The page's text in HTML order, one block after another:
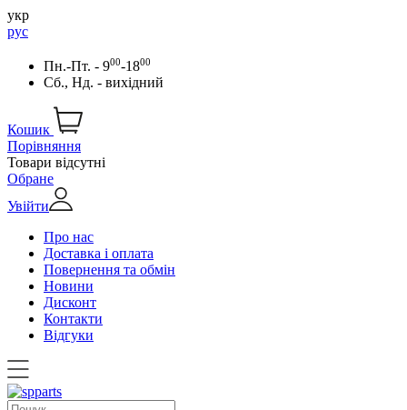
укр
рус
Пн.-Пт. - 900-1800
Сб., Нд. - вихідний
Кошик
Порівняння
Товари відсутні
Обране
Увійти
Про нас
Доставка і оплата
Повернення та обмін
Новини
Дисконт
Контакти
Відгуки